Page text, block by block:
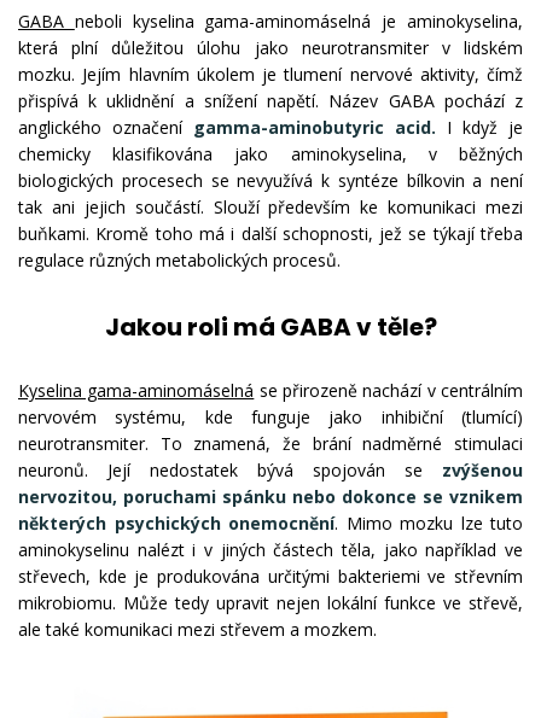
GABA neboli kyselina gama-aminomáselná je aminokyselina,
která plní důležitou úlohu jako neurotransmiter v lidském
mozku. Jejím hlavním úkolem je tlumení nervové aktivity, čímž
přispívá k uklidnění a snížení napětí. Název GABA pochází z
anglického označení gamma-aminobutyric acid. I když je
chemicky klasifikována jako aminokyselina, v běžných
biologických procesech se nevyužívá k syntéze bílkovin a není
tak ani jejich součástí. Slouží především ke komunikaci mezi
buňkami. Kromě toho má i další schopnosti, jež se týkají třeba
regulace různých metabolických procesů.
Jakou roli má GABA v těle?
Kyselina gama-aminomáselná se přirozeně nachází v centrálním
nervovém systému, kde funguje jako inhibiční (tlumící)
neurotransmiter. To znamená, že brání nadměrné stimulaci
neuronů. Její nedostatek bývá spojován se zvýšenou
nervozitou, poruchami spánku nebo dokonce se vznikem
některých psychických onemocnění. Mimo mozku lze tuto
aminokyselinu nalézt i v jiných částech těla, jako například ve
střevech, kde je produkována určitými bakteriemi ve střevním
mikrobiomu. Může tedy upravit nejen lokální funkce ve střevě,
ale také komunikaci mezi střevem a mozkem.